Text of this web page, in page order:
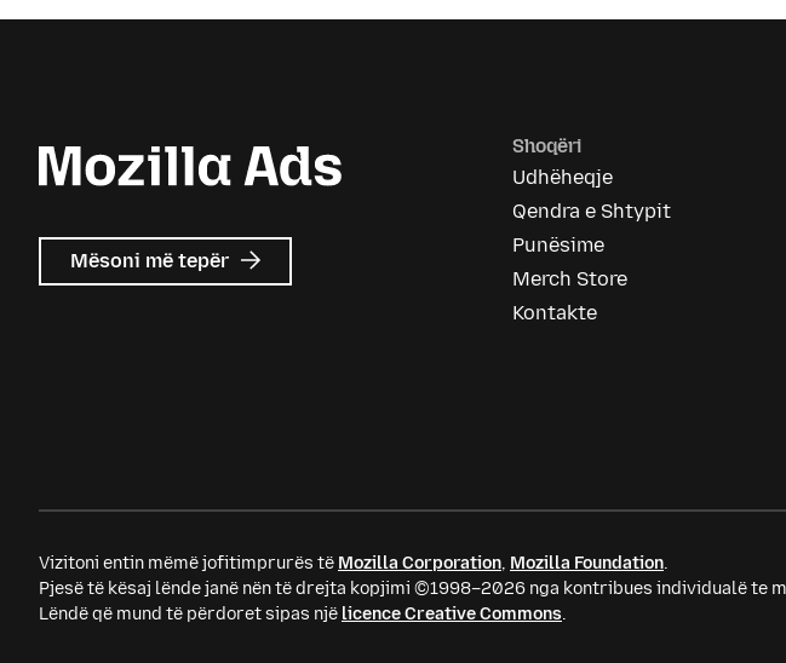
Mësoni më tepër mbi
Mozilla
Shoqëri
Udhëheqje
Qendra e Shtypit
Punësime
Merch Store
Kontakte
Vizitoni entin mëmë jofitimprurës të Mozilla Corporation, Mozilla Foundation.
Pjesë të kësaj lënde janë nën të drejta kopjimi ©1998–2026 nga kontribues individualë te
Lëndë që mund të përdoret sipas një licence Creative Commons.